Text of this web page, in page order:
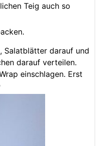
Teig auch so
Salatblätter darauf und
darauf verteilen.
einschlagen. Erst